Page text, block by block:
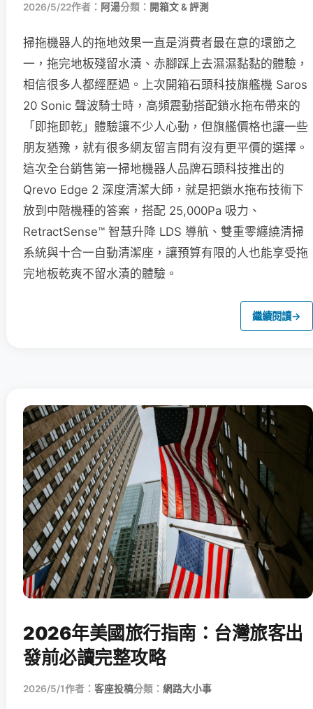
2026/5/22作者： 阿湯分類： 開箱文 & 評測
掃拖機器人的拖地效果一直是消費者最在意的環節之
一，拖完地板殘留水漬、赤腳踩上去濕濕黏黏的體驗，
相信很多人都經歷過。上次開箱石頭科技旗艦機 Saros
20 Sonic 聲波騎士時，高頻震動搭配鎖水拖布帶來的
「即拖即乾」體驗讓不少人心動，但旗艦價格也讓一些
朋友猶豫，就有很多網友留言問有沒有更平價的選擇。
這次全台銷售第一掃地機器人品牌石頭科技推出的
Qrevo Edge 2 深度清潔大師，就是把鎖水拖布技術下
放到中階機種的答案，搭配 25,000Pa 吸力、
RetractSense™ 智慧升降 LDS 導航、雙重零纏繞清掃
系統與十合一自動清潔座，讓預算有限的人也能享受拖
完地板乾爽不留水漬的體驗。
繼續閱讀→
2026年美國旅行指南：台灣旅客出
發前必讀完整攻略
2026/5/1作者： 客座投稿分類： 網路大小事